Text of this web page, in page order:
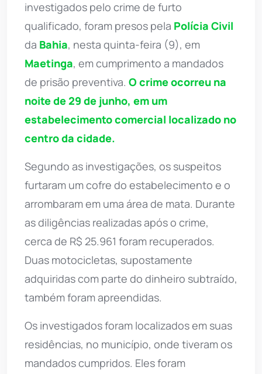
investigados pelo crime de furto
qualificado, foram presos pela Polícia Civil
da Bahia, nesta quinta-feira (9), em
Maetinga, em cumprimento a mandados
de prisão preventiva. O crime ocorreu na
noite de 29 de junho, em um
estabelecimento comercial localizado no
centro da cidade.
Segundo as investigações, os suspeitos
furtaram um cofre do estabelecimento e o
arrombaram em uma área de mata. Durante
as diligências realizadas após o crime,
cerca de R$ 25.961 foram recuperados.
Duas motocicletas, supostamente
adquiridas com parte do dinheiro subtraído,
também foram apreendidas.
Os investigados foram localizados em suas
residências, no município, onde tiveram os
mandados cumpridos. Eles foram